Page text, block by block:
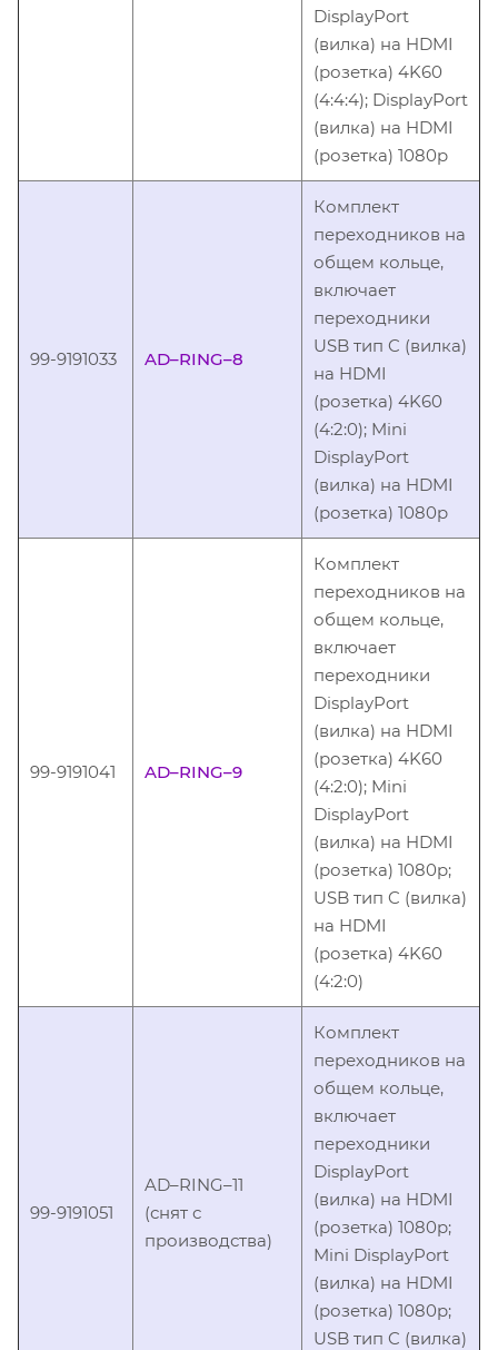
DisplayPort
(вилка) на HDMI
(розетка) 4K60
(4:4:4); DisplayPort
(вилка) на HDMI
(розетка) 1080p
99-9191033 AD–RING–8
Комплект
переходников на
общем кольце,
включает
переходники
USB тип C (вилка)
на HDMI
(розетка) 4K60
(4:2:0); Mini
DisplayPort
(вилка) на HDMI
(розетка) 1080p
99-9191041 AD–RING–9
Комплект
переходников на
общем кольце,
включает
переходники
DisplayPort
(вилка) на HDMI
(розетка) 4K60
(4:2:0); Mini
DisplayPort
(вилка) на HDMI
(розетка) 1080p;
USB тип C (вилка)
на HDMI
(розетка) 4K60
(4:2:0)
99-9191051
AD–RING–11
(снят с
производства)
Комплект
переходников на
общем кольце,
включает
переходники
DisplayPort
(вилка) на HDMI
(розетка) 1080p;
Mini DisplayPort
(вилка) на HDMI
(розетка) 1080p;
USB тип C (вилка)